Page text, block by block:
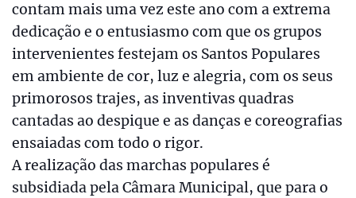
contam mais uma vez este ano com a extrema
dedicação e o entusiasmo com que os grupos
intervenientes festejam os Santos Populares
em ambiente de cor, luz e alegria, com os seus
primorosos trajes, as inventivas quadras
cantadas ao despique e as danças e coreografias
ensaiadas com todo o rigor.
A realização das marchas populares é
subsidiada pela Câmara Municipal, que para o